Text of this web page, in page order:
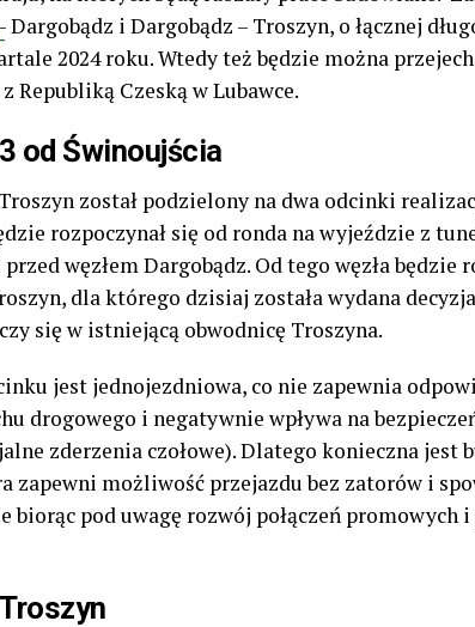
i Dargobądz – Troszyn, o łącznej
2024 roku. Wtedy też będzie można
Republiką Czeską w Lubawce.
od Świnoujścia
został podzielony na dwa odcinki
rozpoczynał się od ronda na wyjeździe z
węzłem Dargobądz. Od tego węzła będzie
dla którego dzisiaj została wydana
się w istniejącą obwodnicę Troszyna.
jest jednojezdniowa, co nie zapewnia
drogowego i negatywnie wpływa na
zderzenia czołowe). Dlatego konieczna jest
zapewni możliwość przejazdu bez zatorów i
biorąc pod uwagę rozwój połączeń promowych